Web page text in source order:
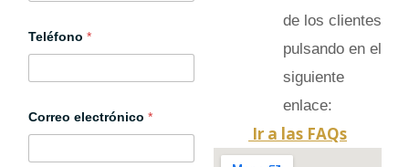
o
o
l
t
c
Teléfono *
Correo electrónico *
de los clientes
pulsando en el
siguiente
enlace:
Ir a las FAQs